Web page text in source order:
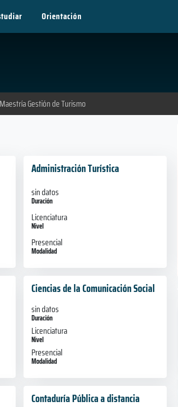
Orientación
Maestría Gestión de Turismo
Administración Turística
sin datos
Duración
Licenciatura
Nivel
Presencial
Modalidad
Ciencias de la Comunicación Social
sin datos
Duración
Licenciatura
Nivel
Presencial
Modalidad
Contaduría Pública a distancia